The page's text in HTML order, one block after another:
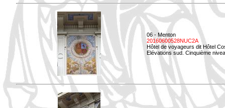
06 - Menton
20160600528NUC2A
Hôtel de voyageurs dit Hôtel
Elévations sud. Cinquième